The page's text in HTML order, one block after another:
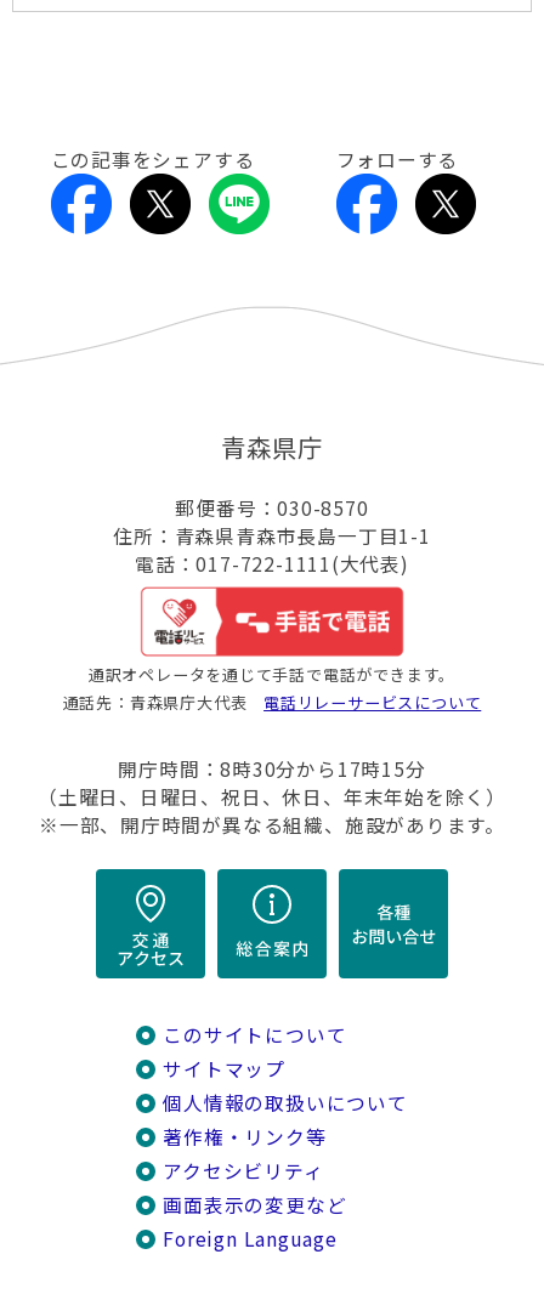
この記事をシェアする フォローする
青森県庁
郵便番号：030-8570
住所：青森県青森市長島一丁目1-1
電話：017-722-1111(大代表)
通訳オペレータを通じて手話で電話ができます。
通話先：青森県庁大代表 電話リレーサービスについて
開庁時間：8時30分から17時15分
（土曜日、日曜日、祝日、休日、年末年始を除く）
※一部、開庁時間が異なる組織、施設があります。
このサイトについて
サイトマップ
個人情報の取扱いについて
著作権・リンク等
アクセシビリティ
画面表示の変更など
Foreign Language